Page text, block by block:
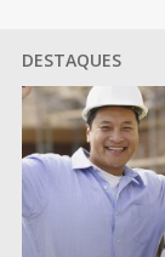
DESTAQUES